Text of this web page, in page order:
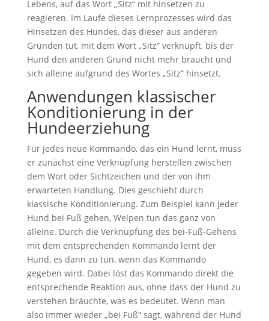
Lebens, auf das Wort „Sitz“ mit hinsetzen zu
reagieren. Im Laufe dieses Lernprozesses wird das
Hinsetzen des Hundes, das dieser aus anderen
Gründen tut, mit dem Wort „Sitz“ verknüpft, bis der
Hund den anderen Grund nicht mehr braucht und
sich alleine aufgrund des Wortes „Sitz“ hinsetzt.
Anwendungen klassischer
Konditionierung in der
Hundeerziehung
Für jedes neue Kommando, das ein Hund lernt, muss
er zunächst eine Verknüpfung herstellen zwischen
dem Wort oder Sichtzeichen und der von ihm
erwarteten Handlung. Dies geschieht durch
klassische Konditionierung. Zum Beispiel kann jeder
Hund bei Fuß gehen, Welpen tun das ganz von
alleine. Durch die Verknüpfung des bei-Fuß-Gehens
mit dem entsprechenden Kommando lernt der
Hund, es dann zu tun, wenn das Kommando
gegeben wird. Dabei löst das Kommando direkt die
entsprechende Reaktion aus, ohne dass der Hund zu
verstehen bräuchte, was es bedeutet. Wenn man
also immer wieder „bei Fuß“ sagt, während der Hund